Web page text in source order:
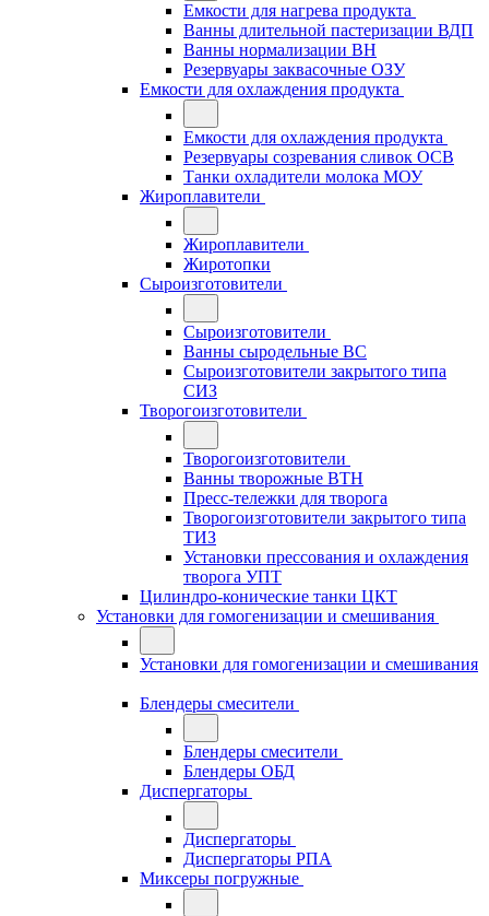
Емкости для нагрева продукта
Ванны длительной пастеризации ВДП
Ванны нормализации ВН
Резервуары заквасочные ОЗУ
Емкости для охлаждения продукта
Емкости для охлаждения продукта
Резервуары созревания сливок ОСВ
Танки охладители молока МОУ
Жироплавители
Жироплавители
Жиротопки
Сыроизготовители
Сыроизготовители
Ванны сыродельные ВС
Сыроизготовители закрытого типа
СИЗ
Творогоизготовители
Творогоизготовители
Ванны творожные ВТН
Пресс-тележки для творога
Творогоизготовители закрытого типа
ТИЗ
Установки прессования и охлаждения
творога УПТ
Цилиндро-конические танки ЦКТ
Установки для гомогенизации и смешивания
Установки для гомогенизации и смешивания
Блендеры смесители
Блендеры смесители
Блендеры ОБД
Диспергаторы
Диспергаторы
Диспергаторы РПА
Миксеры погружные